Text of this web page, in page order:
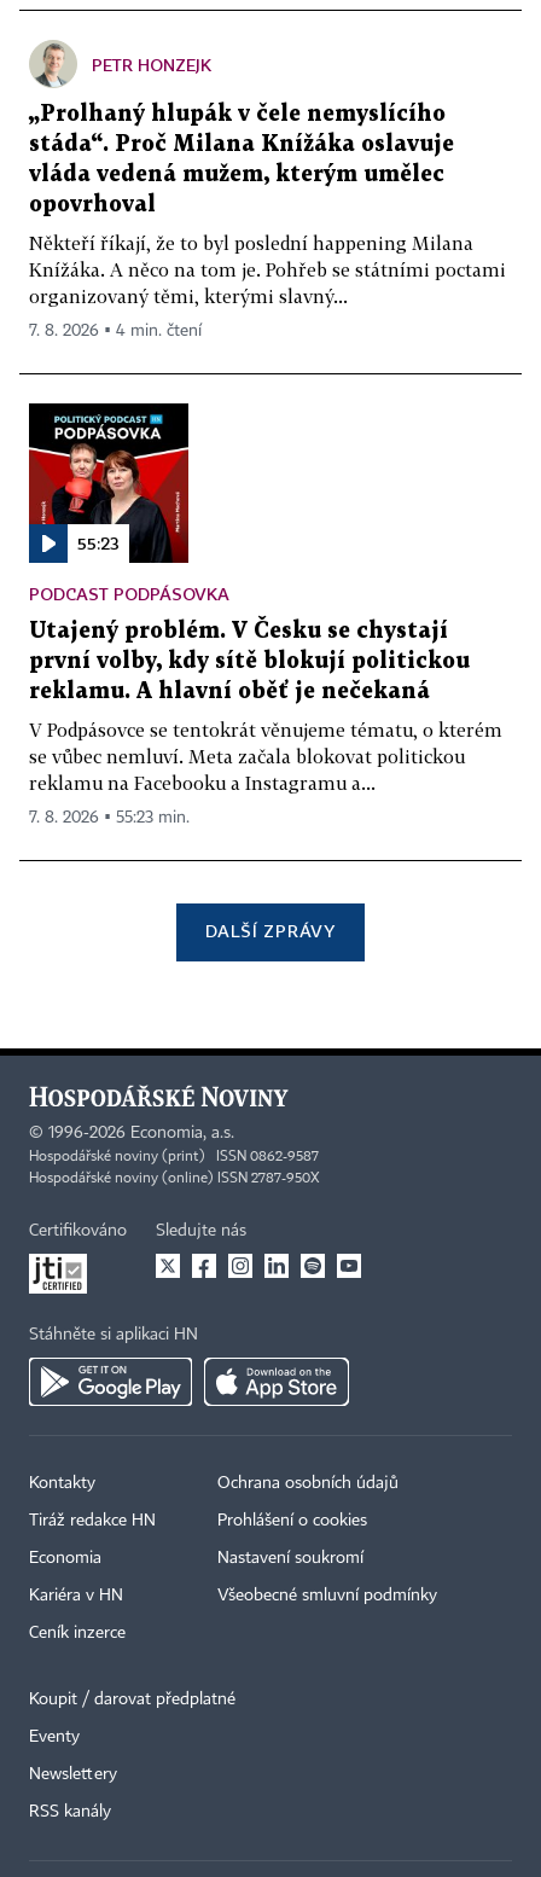
PETR HONZEJK
„Prolhaný hlupák v čele nemyslícího
stáda“. Proč Milana Knížáka oslavuje
vláda vedená mužem, kterým umělec
opovrhoval
Někteří říkají, že to byl poslední happening Milana
Knížáka. A něco na tom je. Pohřeb se státními poctami
organizovaný těmi, kterými slavný...
7. 8. 2026 ▪ 4 min. čtení
55:23
PODCAST PODPÁSOVKA
Utajený problém. V Česku se chystají
první volby, kdy sítě blokují politickou
reklamu. A hlavní oběť je nečekaná
V Podpásovce se tentokrát věnujeme tématu, o kterém
se vůbec nemluví. Meta začala blokovat politickou
reklamu na Facebooku a Instagramu a...
7. 8. 2026 ▪ 55:23 min.
DALŠÍ ZPRÁVY
© 1996-2026 Economia, a.s.
Hospodářské noviny (print) ISSN 0862-9587
Hospodářské noviny (online) ISSN 2787-950X
Certifikováno Sledujte nás
Stáhněte si aplikaci HN
Kontakty
Tiráž redakce HN
Economia
Kariéra v HN
Ceník inzerce
Ochrana osobních údajů
Prohlášení o cookies
Nastavení soukromí
Všeobecné smluvní podmínky
Koupit / darovat předplatné
Eventy
Newslettery
RSS kanály